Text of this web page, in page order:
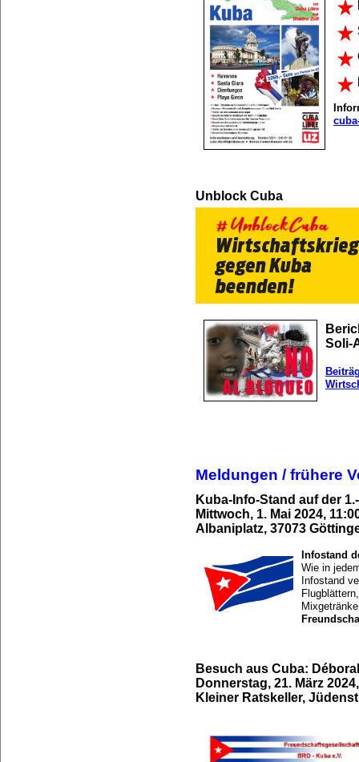
Unblock Cuba
Soli-
Meldungen / frühere
Kuba-Info-Stand auf der
Mittwoch, 1. Mai 2024,
Albaniplatz, 37073
Infostand
Wie in
Infostand
Besuch aus Cuba:
Donnerstag, 21. März
Kleiner Ratskeller,